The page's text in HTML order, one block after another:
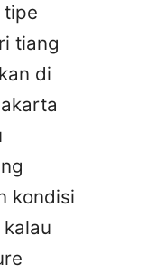
tipe
tiang
di
kondisi